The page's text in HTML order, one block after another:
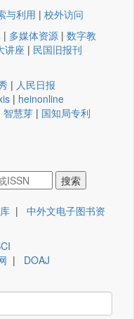
与利用 | 校外访问
| 多媒体资源 | 数字教
讲座 | 民国旧报刊
| 人民日报
| heinonline
智慧芽 | 国知局专利
| 中外文电子图书资
| DOAJ